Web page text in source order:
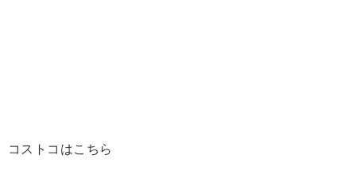
コストコはこちら